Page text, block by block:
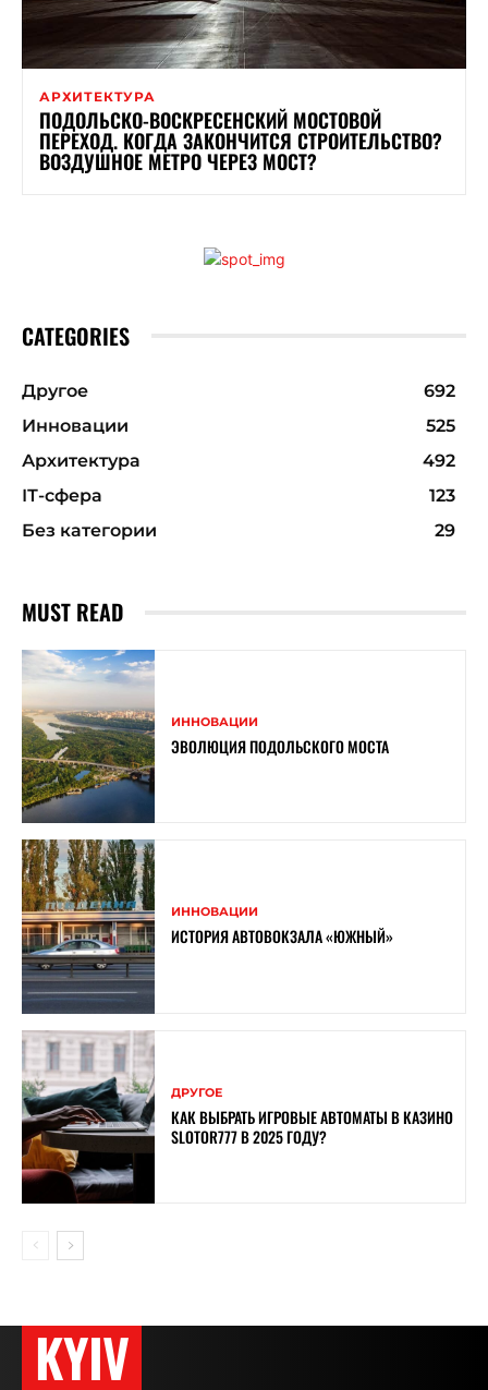
АРХИТЕКТУРА
ПОДОЛЬСКО-ВОСКРЕСЕНСКИЙ МОСТОВОЙ
ПЕРЕХОД. КОГДА ЗАКОНЧИТСЯ СТРОИТЕЛЬСТВО?
ВОЗДУШНОЕ МЕТРО ЧЕРЕЗ МОСТ?
CATEGORIES
Другое
692
Инновации
525
Архитектура
492
ІТ-сфера
123
Без категории
29
MUST READ
ИННОВАЦИИ
ЭВОЛЮЦИЯ ПОДОЛЬСКОГО МОСТА
ИННОВАЦИИ
ИСТОРИЯ АВТОВОКЗАЛА «ЮЖНЫЙ»
ДРУГОЕ
КАК ВЫБРАТЬ ИГРОВЫЕ АВТОМАТЫ В КАЗИНО
SLOTOR777 В 2025 ГОДУ?
KYIV